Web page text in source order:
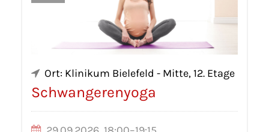
Ort: Klinikum Bielefeld - Mitte, 12. Etage
Schwangerenyoga